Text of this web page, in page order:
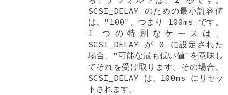
SCSI_DELAY のための最小許容値
は、"100"、つまり 100ms です。
1 つの特別なケースは、
SCSI_DELAY が 0 に設定された
場合、"可能な最も低い値"を意味し
てそれを受け取ります。その場合、
SCSI_DELAY は、100ms にリセッ
トされます。